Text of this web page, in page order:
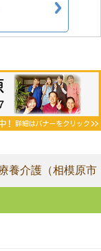
養介護（相模原市